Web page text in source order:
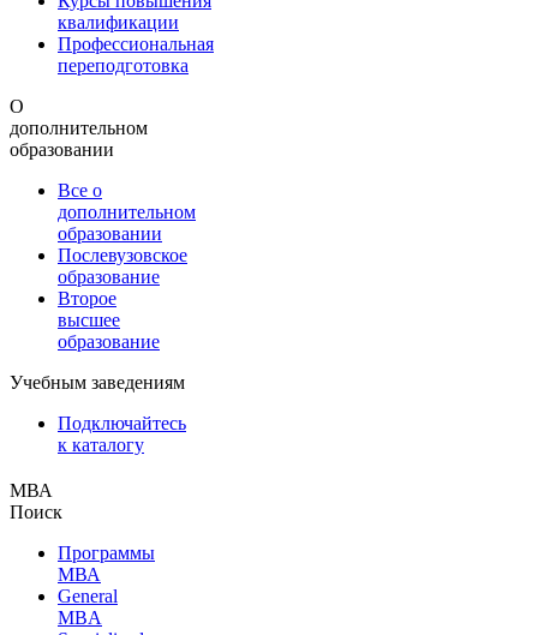
квалификации
Профессиональная
переподготовка
О
дополнительном
образовании
Все о
дополнительном
образовании
Послевузовское
образование
Второе
высшее
образование
Учебным заведениям
Подключайтесь
к каталогу
МВА
Поиск
Программы
МВА
General
MBA